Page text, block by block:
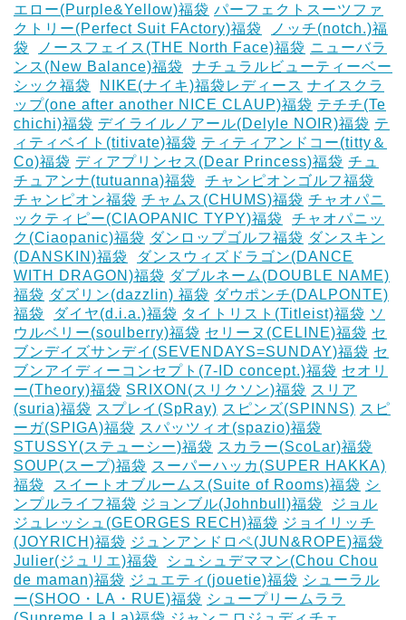
エロー(Purple&Yellow)福袋 パーフェクトスーツファ
クトリー(Perfect Suit FActory)福袋
ノッチ(notch.)福
袋
ノースフェイス(THE North Face)福袋 ニューバラ
ンス(New Balance)福袋
ナチュラルビューティーベー
シック福袋
NIKE(ナイキ)福袋レディース ナイスクラ
ップ(one after another NICE CLAUP)福袋 テチチ(Te
chichi)福袋 デイライルノアール(Delyle NOIR)福袋 テ
ィティベイト(titivate)福袋 ティティアンドコー(titty＆
Co)福袋 ディアプリンセス(Dear Princess)福袋 チュ
チュアンナ(tutuanna)福袋
チャンピオンゴルフ福袋
チャンピオン福袋 チャムス(CHUMS)福袋 チャオパニ
ックティピー(CIAOPANIC TYPY)福袋
チャオパニッ
ク(Ciaopanic)福袋 ダンロップゴルフ福袋 ダンスキン
(DANSKIN)福袋
ダンスウィズドラゴン(DANCE
WITH DRAGON)福袋 ダブルネーム(DOUBLE NAME)
福袋 ダズリン(dazzlin) 福袋 ダウポンチ(DALPONTE)
福袋
ダイヤ(d.i.a.)福袋 タイトリスト(Titleist)福袋 ソ
ウルベリー(soulberry)福袋 セリーヌ(CELINE)福袋 セ
ブンデイズサンデイ(SEVENDAYS=SUNDAY)福袋 セ
ブンアイディーコンセプト(7-ID concept.)福袋 セオリ
ー(Theory)福袋 SRIXON(スリクソン)福袋 スリア
(suria)福袋 スプレイ(SpRay) スピンズ(SPINNS) スピ
ーガ(SPIGA)福袋 スパッツィオ(spazio)福袋
STUSSY(ステューシー)福袋 スカラー(ScoLar)福袋
SOUP(スープ)福袋 スーパーハッカ(SUPER HAKKA)
福袋
スイートオブルームス(Suite of Rooms)福袋 シ
ンプルライフ福袋 ジョンブル(Johnbull)福袋
ジョル
ジュレッシュ(GEORGES RECH)福袋 ジョイリッチ
(JOYRICH)福袋 ジュンアンドロペ(JUN&ROPE)福袋
Julier(ジュリエ)福袋
シュシュデママン(Chou Chou
de maman)福袋 ジュエティ(jouetie)福袋 シューラル
ー(SHOO・LA・RUE)福袋 シュープリームララ